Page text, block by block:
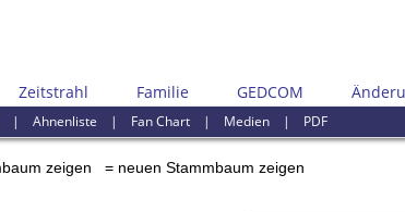
Zeitstrahl Familie GEDCOM
|Ahnenliste | Fan Chart | Medien | PDF
= neuen Stammbaum zeigen